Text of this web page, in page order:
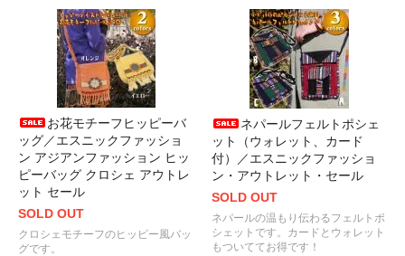
お花モチーフヒッピーバ
ッグ／エスニックファッショ
ン アジアンファッション ヒッ
ピーバッグ クロシェ アウトレ
ット セール
SOLD OUT
クロシェモチーフのヒッピー風バッ
グです。
ネパールフェルトポシェ
ット（ウォレット、カード
付）／エスニックファッショ
ン・アウトレット・セール
SOLD OUT
ネパールの温もり伝わるフェルトポ
シェットです。カードとウォレット
もついててお得です！